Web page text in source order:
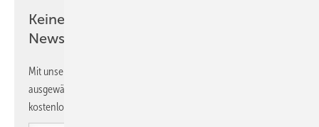
Keine Zeit? Kein Problem mit dem SBZ
Newsletter!
Mit unserem Newsletter erhalten Sie regelmäßig von uns
ausgewählte Informationen und Neuigkeiten, gebündelt und
kostenlos direkt ins Postfach.